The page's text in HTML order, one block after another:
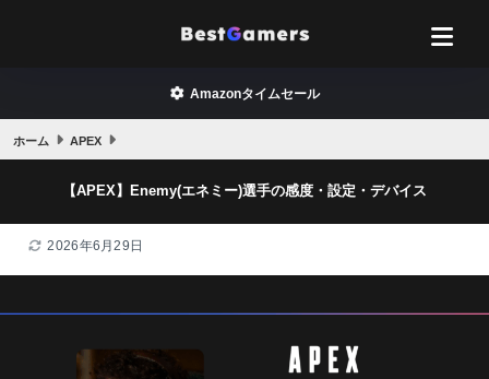
Amazonタイムセール
ホーム APEX
【APEX】Enemy(エネミー)選手の感度・設定・デバイス
2026年6月29日